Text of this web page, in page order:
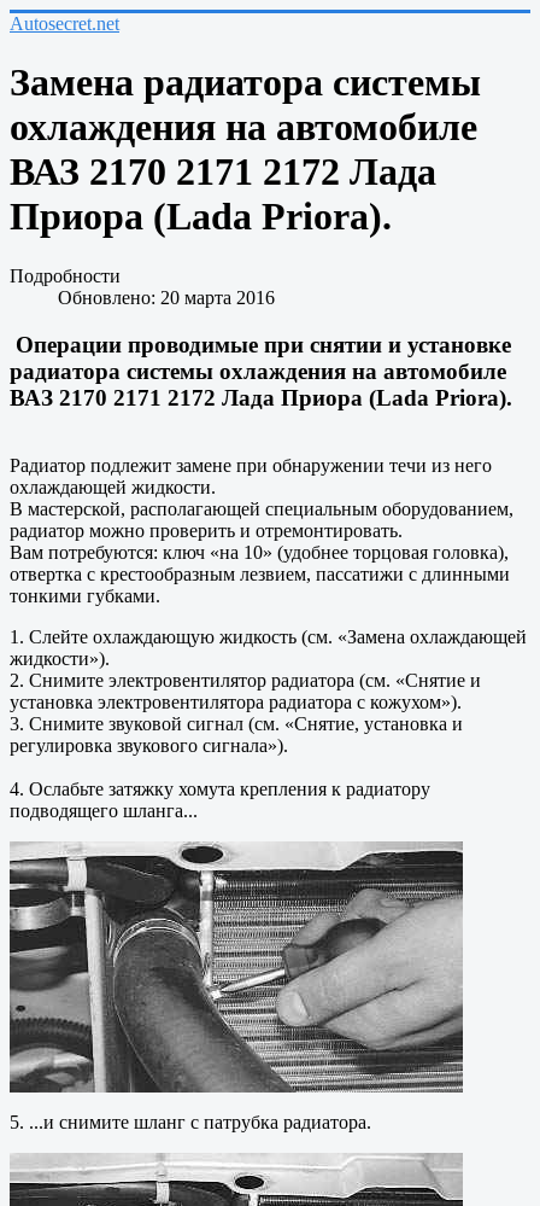
Autosecret.net
Замена радиатора системы
охлаждения на автомобиле
ВАЗ 2170 2171 2172 Лада
Приора (Lada Priora).
Подробности
Обновлено: 20 марта 2016
Операции проводимые при снятии и установке
радиатора системы охлаждения на автомобиле
ВАЗ 2170 2171 2172 Лада Приора (Lada Priora).
Радиатор подлежит замене при обнаружении течи из него
охлаждающей жидкости.
В мастерской, располагающей специальным оборудованием,
радиатор можно проверить и отремонтировать.
Вам потребуются: ключ «на 10» (удобнее торцовая головка),
отвертка с крестообразным лезвием, пассатижи с длинными
тонкими губками.
1. Слейте охлаждающую жидкость (см. «Замена охлаждающей
жидкости»).
2. Снимите электровентилятор радиатора (см. «Снятие и
установка электровентилятора радиатора с кожухом»).
3. Снимите звуковой сигнал (см. «Снятие, установка и
регулировка звукового сигнала»).
4. Ослабьте затяжку хомута крепления к радиатору
подводящего шланга...
5. ...и снимите шланг с патрубка радиатора.